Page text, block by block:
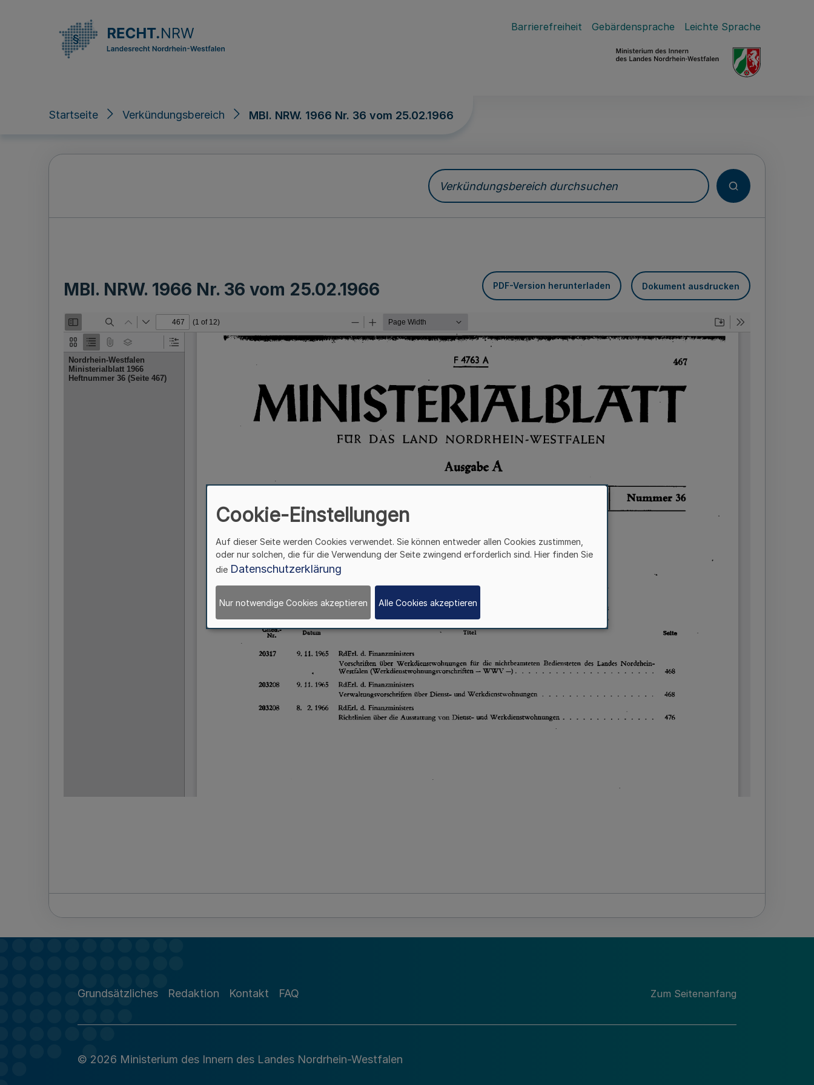
Barrierefreiheit Gebärdensprache Leichte Sprache
Startseite Verkündungsbereich MBl. NRW. 1966 Nr. 36 vom 25.02.1966
Verkündungsbereich durchsuchen
MBl. NRW. 1966 Nr. 36 vom 25.02.1966 PDF-Version herunterladen Dokument ausdrucken
Grundsätzliches Redaktion Kontakt FAQ Zum Seitenanfang
© 2026 Ministerium des Innern des Landes Nordrhein-Westfalen
Cookie-Einstellungen
Auf dieser Seite werden Cookies verwendet. Sie können entweder allen Cookies zustimmen,
oder nur solchen, die für die Verwendung der Seite zwingend erforderlich sind. Hier finden Sie
die Datenschutzerklärung
Nur notwendige Cookies akzeptieren Alle Cookies akzeptieren